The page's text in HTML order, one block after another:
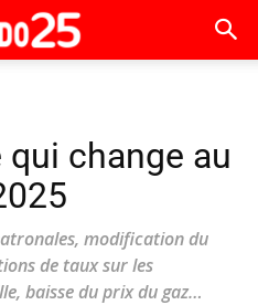
qui change au
modification du
de taux sur les
baisse du prix du gaz…